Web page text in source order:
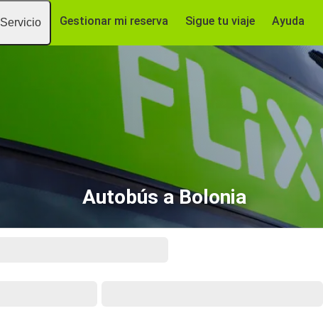
Servicio Gestionar mi reserva Sigue tu viaje Ayuda
Autobús a Bolonia